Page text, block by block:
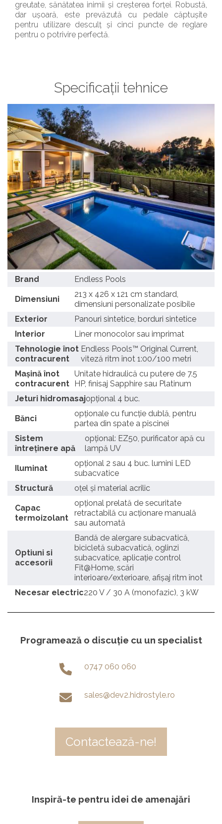
greutate, sănătatea inimii și creșterea forței. Robustă,
dar ușoară, este prevăzută cu pedale căptușite
pentru utilizare desculț și cinci puncte de reglare
pentru o potrivire perfectă.
Specificații tehnice
Brand Endless Pools
Dimensiuni
213 x 426 x 121 cm standard,
dimensiuni personalizate posibile
Exterior
Panouri sintetice, borduri sintetice
Interior
Liner monocolor sau imprimat
Tehnologie înot
contracurent
Endless Pools™ Original Current,
viteză ritm înot 1:00/100 metri
Mașină înot
contracurent
Unitate hidraulică cu putere de 7.5
HP, finisaj Sapphire sau Platinum
Jeturi hidromasajopțional 4 buc.
Bănci
opționale cu funcție dublă, pentru
partea din spate a piscinei
Sistem
întreținere apă
opțional: EZ50, purificator apă cu
lampă UV
Iluminat
opțional 2 sau 4 buc. lumini LED
subacvatice
Structură
oțel și material acrilic
Capac
termoizolant
opțional prelată de securitate
retractabilă cu acționare manuală
sau automată
Optiuni si
accesorii
Bandă de alergare subacvatică,
bicicletă subacvatică, oglinzi
subacvatice, aplicație control
Fit@Home, scări
interioare/exterioare, afișaj ritm înot
Necesar electric220 V / 30 A (monofazic), 3 kW
Programează o discuție cu un specialist
0747 060 060
sales@dev2.hidrostyle.ro
Contactează-ne!
Inspiră-te pentru idei de amenajări